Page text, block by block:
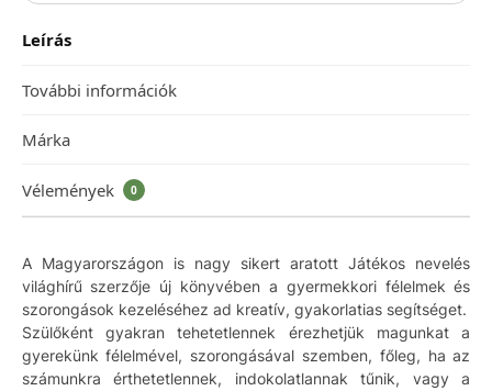
Leírás
További információk
Márka
Vélemények 0
A Magyarországon is nagy sikert aratott Játékos nevelés
világhírű szerzője új könyvében a gyermekkori félelmek és
szorongások kezeléséhez ad kreatív, gyakorlatias segítséget.
Szülőként gyakran tehetetlennek érezhetjük magunkat a
gyerekünk félelmével, szorongásával szemben, főleg, ha az
számunkra érthetetlennek, indokolatlannak tűnik, vagy a